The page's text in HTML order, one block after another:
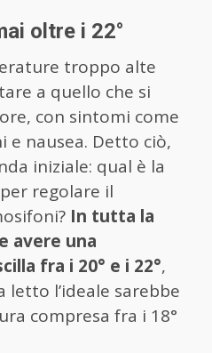
oltre i 22°
troppo alte
a quello che si
con sintomi come
e nausea. Detto ciò,
iniziale: qual è la
regolare il
In tutta la
avere una
fra i 20° e i 22°,
letto l’ideale sarebbe
compresa fra i 18°